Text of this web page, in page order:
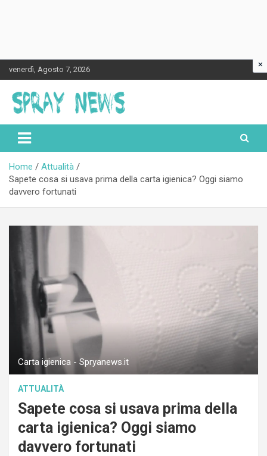
to
content
venerdì, Agosto 7, 2026
Spraynews.it
Home
Attualità
Sapete cosa si usava prima della carta igienica? Oggi siamo
davvero fortunati
Carta igienica - Spryanews.it
ATTUALITÀ
Sapete cosa si usava prima della
carta igienica? Oggi siamo
davvero fortunati
×